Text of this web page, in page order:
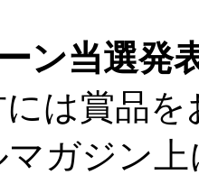
ン当選発
は賞品
ガジン